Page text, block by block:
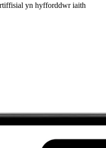
yn hyfforddwr iaith